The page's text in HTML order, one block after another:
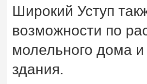
Широкий Уступ
возможности по
молельного дома
здания.